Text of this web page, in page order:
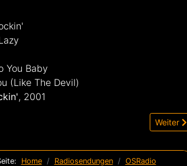
You Baby
(Like The Devil)
, 2001
26.11. 2025: Austin, Tx Plays Jimmy Reed
Weiter
Home Radiosendungen
OSRadio